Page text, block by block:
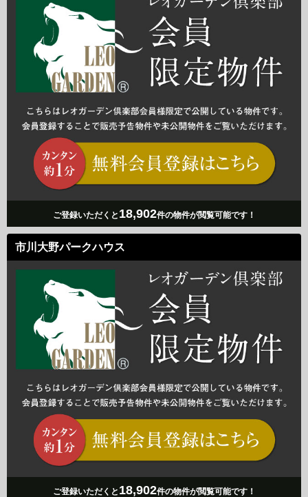
ご登録いただくと 18,902件の物件が閲覧可能です！
市川大野パークハウス
ご登録いただくと 18,902件の物件が閲覧可能です！